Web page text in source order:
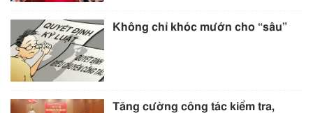
Không chỉ khóc mướn cho “sâu”
Tăng cường công tác kiểm tra,